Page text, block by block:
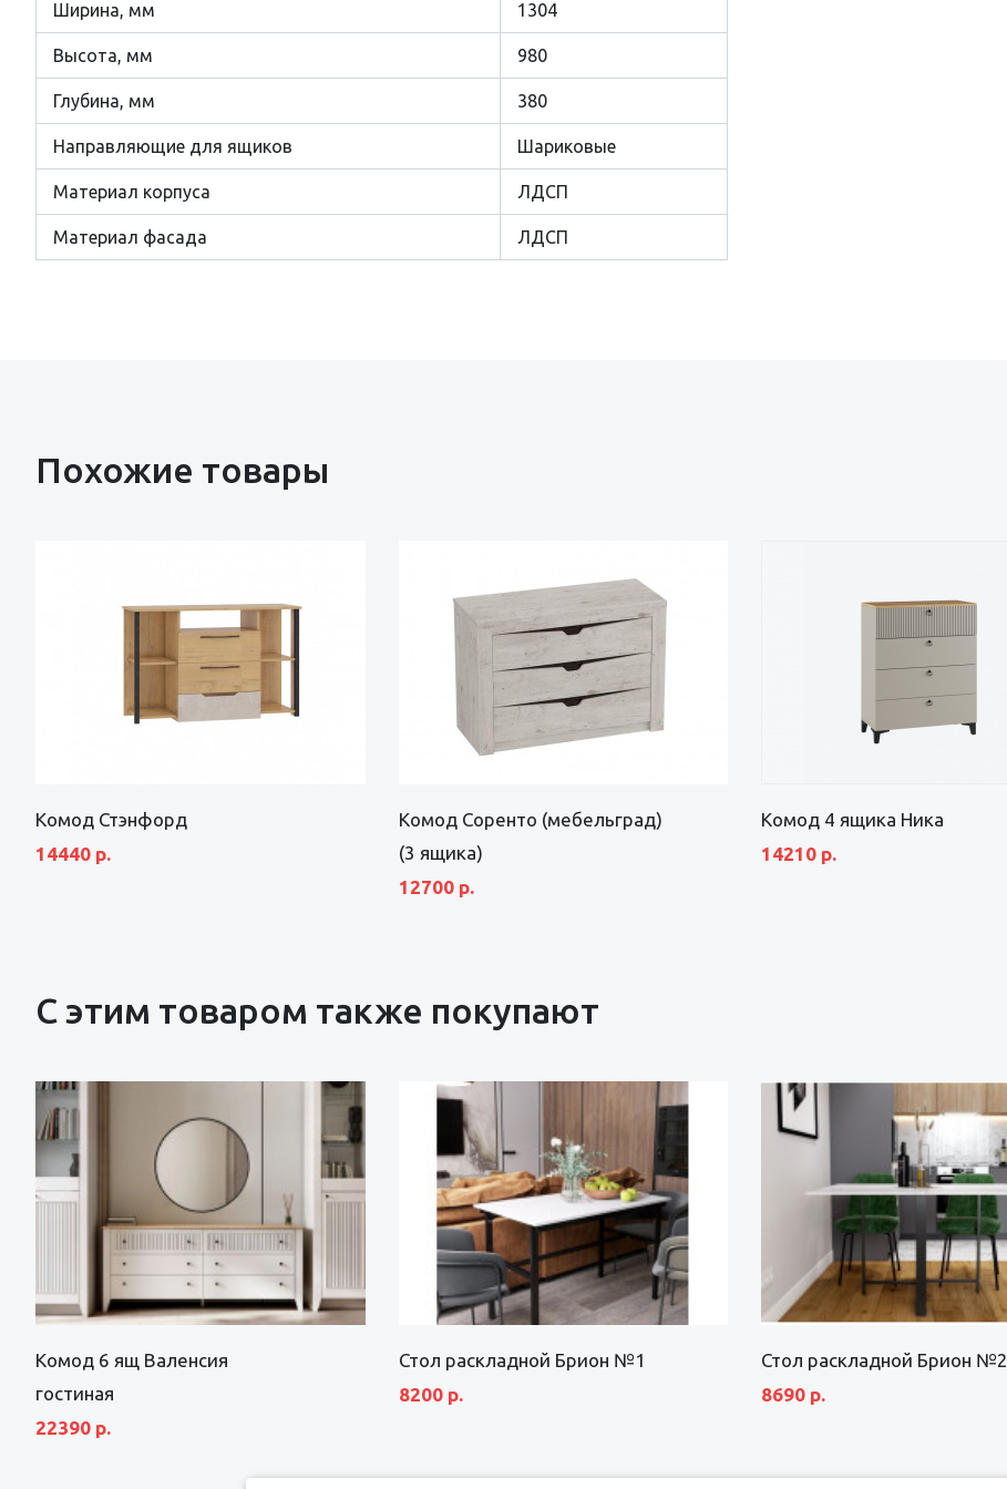
Ширина, мм 1304
Высота, мм 980
Глубина, мм 380
Направляющие для ящиков Шариковые
Материал корпуса ЛДСП
Материал фасада ЛДСП
Похожие товары
Комод Стэнфорд
14440 р.
Комод Соренто (мебельград)
(3 ящика)
12700 р.
Комод 4 ящика Ника
14210 р.
С этим товаром также покупают
Комод 6 ящ Валенсия
гостиная
22390 р.
Стол раскладной Брион №1
8200 р.
Стол раскладной Брион №2
8690 р.